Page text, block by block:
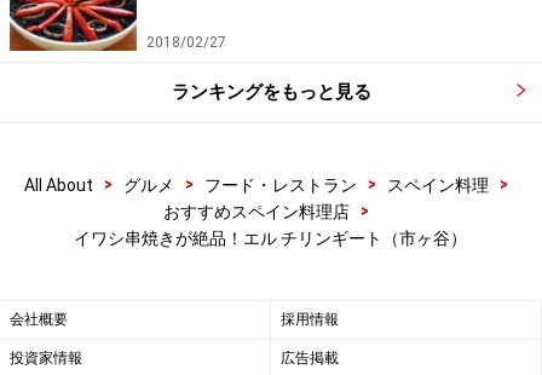
2018/02/27
ランキングをもっと見る
All About > グルメ > フード・レストラン > スペイン料理
>
おすすめスペイン料理店
>
イワシ串焼きが絶品！エル チリンギート（市ヶ谷）
会社概要 採用情報
投資家情報 広告掲載